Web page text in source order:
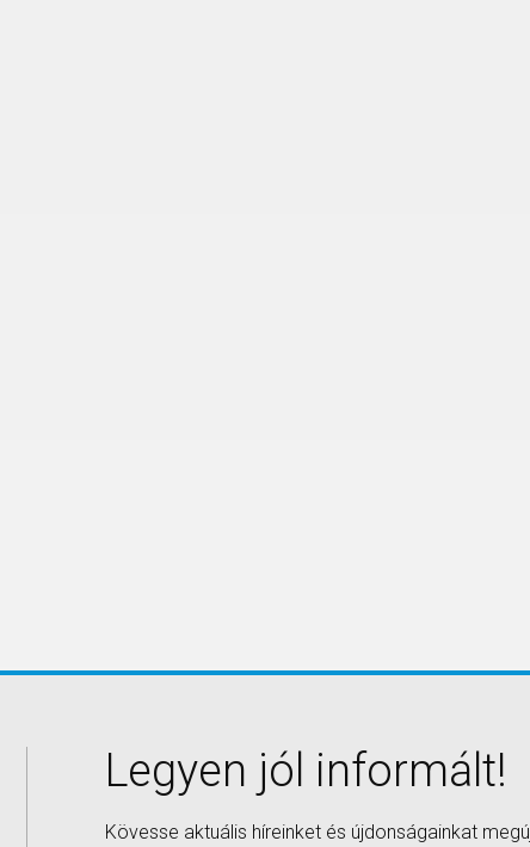
Legyen jól informált!
Kövesse aktuális híreinket és újdonságainkat